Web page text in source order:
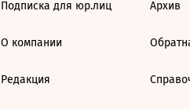
Подписка для юр.лиц
О компании
Редакция
Архив